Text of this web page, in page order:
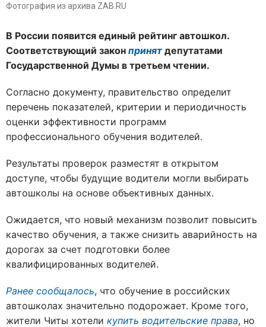
Фотография из архива ZAB.RU
В России появится единый рейтинг автошкол.
Соответствующий закон принят депутатами
Государственной Думы в третьем чтении.
Согласно документу, правительство определит
перечень показателей, критерии и периодичность
оценки эффективности программ
профессионального обучения водителей.
Результаты проверок разместят в открытом
доступе, чтобы будущие водители могли выбирать
автошколы на основе объективных данных.
Ожидается, что новый механизм позволит повысить
качество обучения, а также снизить аварийность на
дорогах за счет подготовки более
квалифицированных водителей.
Ранее сообщалось, что обучение в российских
автошколах значительно подорожает. Кроме того,
жители Читы хотели купить водительские права, но